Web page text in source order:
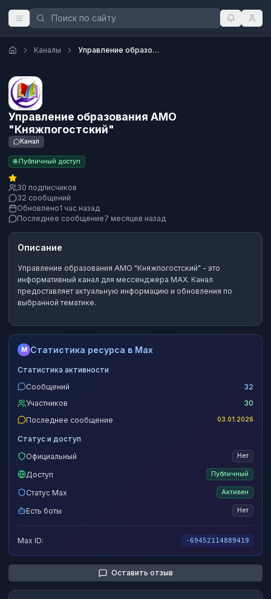
Каналы Управление образования АМО "Княжпогостский"
Управление образования АМО
"Княжпогостский"
Канал
🌐 Публичный доступ
30 подписчиков
32 сообщений
Обновлено1 час назад
Последнее сообщение7 месяцев назад
Описание
Управление образования АМО "Княжпогостский" - это
информативный канал для мессенджера MAX. Канал
предоставляет актуальную информацию и обновления по
выбранной тематике.
M Статистика ресурса в Max
Статистика активности
Сообщений
32
Участников
30
Последнее сообщение
03.01.2026
Статус и доступ
Официальный
Нет
Доступ Публичный
Статус Max Активен
Есть боты Нет
Max ID: -69452114889419
Оставить отзыв